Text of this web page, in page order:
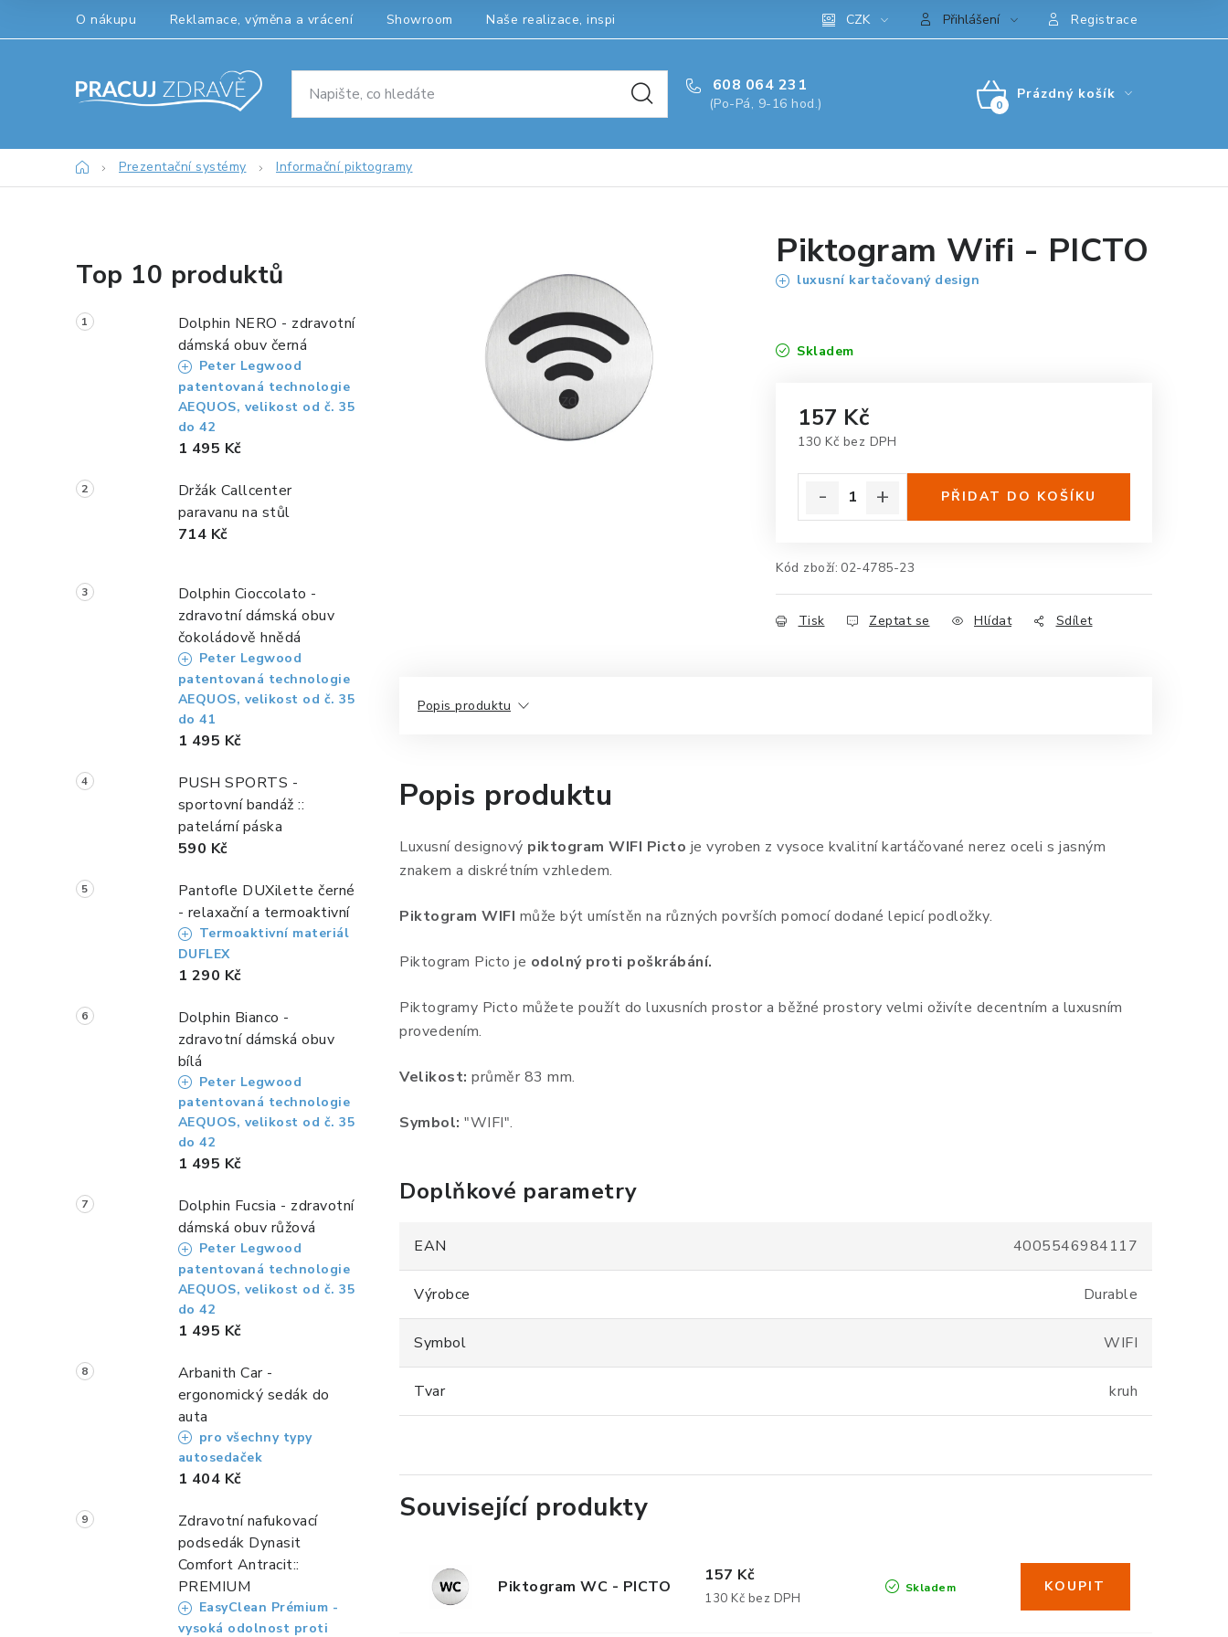
O nákupu Reklamace, výměna a vrácení Showroom Naše realizace, inspirace a návody CZK Přihlášení Registrace
608 064 231
(Po-Pá, 9-16 hod.)
NÁKUPNÍ
Prázdný košík
DomůPrezentační systémy Informační piktogramy
o
s
n
a
Top 10 produktů
Dolphin NERO - zdravotní
dámská obuv černá
Peter Legwood
patentovaná technologie
AEQUOS, velikost od č. 35
do 42
1 495 Kč
Držák Callcenter
paravanu na stůl
714 Kč
Dolphin Cioccolato -
zdravotní dámská obuv
čokoládově hnědá
Peter Legwood
patentovaná technologie
AEQUOS, velikost od č. 35
do 41
1 495 Kč
PUSH SPORTS -
sportovní bandáž ::
patelární páska
590 Kč
Pantofle DUXilette černé
- relaxační a termoaktivní
Termoaktivní materiál
DUFLEX
1 290 Kč
Dolphin Bianco -
zdravotní dámská obuv
bílá
Peter Legwood
patentovaná technologie
AEQUOS, velikost od č. 35
do 42
1 495 Kč
Dolphin Fucsia - zdravotní
dámská obuv růžová
Peter Legwood
patentovaná technologie
AEQUOS, velikost od č. 35
do 42
1 495 Kč
Arbanith Car -
ergonomický sedák do
auta
pro všechny typy
autosedaček
1 404 Kč
Zdravotní nafukovací
podsedák Dynasit
Comfort Antracit::
PREMIUM
EasyClean Prémium -
vysoká odolnost proti
Piktogram Wifi - PICTO
luxusní kartačovaný design
Skladem
157 Kč
130 Kč bez DPH
PŘIDAT DO KOŠÍKU
Kód zboží: 02-4785-23
Tisk Zeptat se Hlídat Sdílet
Popis produktu
Popis produktu
Luxusní designový piktogram WIFI Picto je vyroben z vysoce kvalitní kartáčované nerez oceli s jasným
znakem a diskrétním vzhledem.
Piktogram WIFI může být umístěn na různých površích pomocí dodané lepicí podložky.
Piktogram Picto je odolný proti poškrábání.
Piktogramy Picto můžete použít do luxusních prostor a běžné prostory velmi oživíte decentním a luxusním
provedením.
Velikost: průměr 83 mm.
Symbol: "WIFI".
Doplňkové parametry
EAN 4005546984117
Výrobce Durable
Symbol WIFI
Tvar kruh
Související produkty
Piktogram WC - PICTO Skladem
130 Kč bez DPH
157 Kč